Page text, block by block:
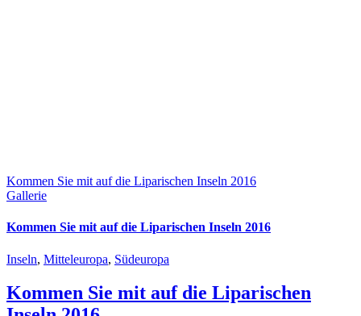
Kommen Sie mit auf die Liparischen Inseln 2016
Gallerie
Kommen Sie mit auf die Liparischen Inseln 2016
Inseln, Mitteleuropa, Südeuropa
Kommen Sie mit auf die Liparischen